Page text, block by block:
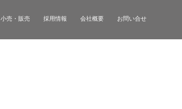
小売・販売 採用情報 会社概要 お問い合せ